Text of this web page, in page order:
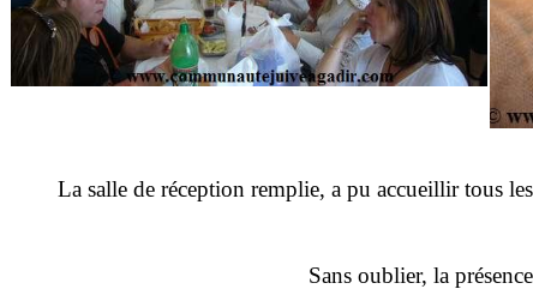
La salle de réception remplie, a pu accueillir tous
Sans oublier, la